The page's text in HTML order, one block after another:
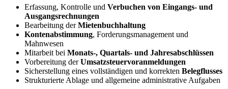
Erfassung, Kontrolle und Verbuchen von Eingangs- und
Ausgangsrechnungen
Bearbeitung derMietenbuchhaltung
Kontenabstimmung, Forderungsmanagement und
Mahnwesen
Mitarbeit bei Monats-, Quartals- und Jahresabschlüssen
Vorbereitung derUmsatzsteuervoranmeldungen
Sicherstellung eines vollständigen und korrekten Belegflusses
Strukturierte Ablage und allgemeine administrative Aufgaben